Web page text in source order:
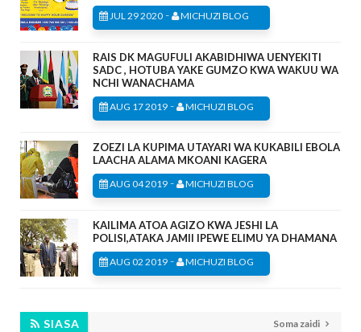
JUL 29 2020 - MICHUZI BLOG
RAIS DK MAGUFULI AKABIDHIWA UENYEKITI
SADC , HOTUBA YAKE GUMZO KWA WAKUU WA
NCHI WANACHAMA
AUG 17 2019 - MICHUZI BLOG
ZOEZI LA KUPIMA UTAYARI WA KUKABILI EBOLA
LAACHA ALAMA MKOANI KAGERA
AUG 04 2019 - MICHUZI BLOG
KAILIMA ATOA AGIZO KWA JESHI LA
POLISI,ATAKA JAMII IPEWE ELIMU YA DHAMANA
AUG 02 2019 - MICHUZI BLOG
SIASA Soma zaidi